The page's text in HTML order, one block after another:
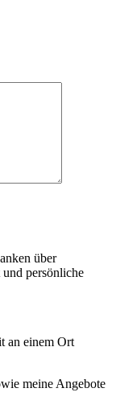
über
persönliche
an einem Ort
meine Angebote